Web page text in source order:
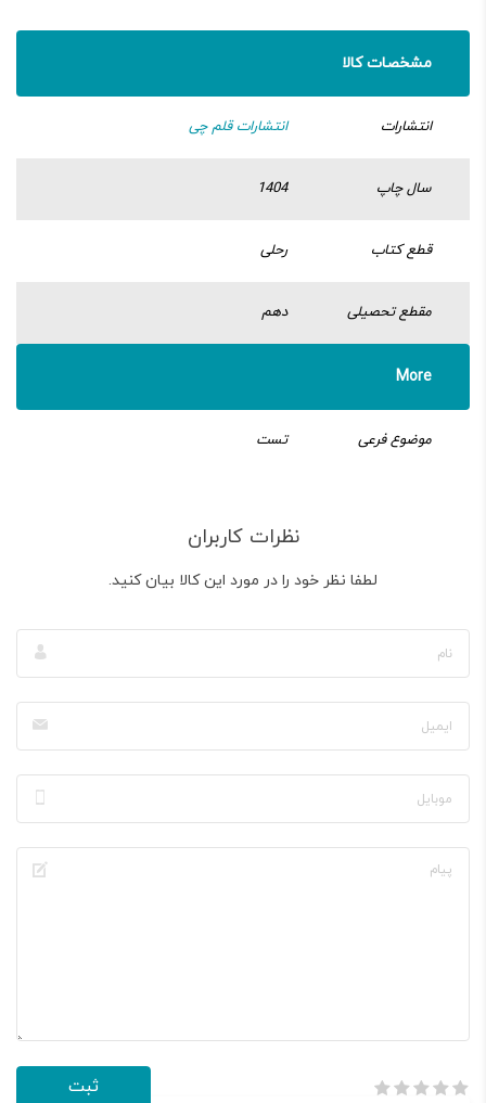
مشخصات کالا
انتشارات انتشارات قلم چی
سال چاپ 1404
قطع کتاب رحلی
مقطع تحصیلی دهم
More
موضوع فرعی تست
نظرات کاربران
لطفا نظر خود را در مورد این کالا بیان کنید.